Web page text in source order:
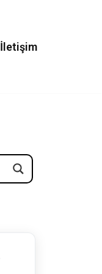
İletişim